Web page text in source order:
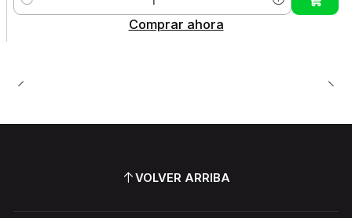
Cantidad
Comprar ahora
VOLVER ARRIBA